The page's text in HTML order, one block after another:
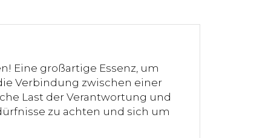
Eine großartige Essenz, um
Verbindung zwischen einer
Last der Verantwortung und
zu achten und sich um